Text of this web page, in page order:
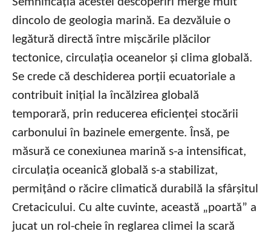
dincolo de geologia marină. Ea dezvăluie o
legătură directă între mișcările plăcilor
tectonice, circulația oceanelor și clima globală.
Se crede că deschiderea porții ecuatoriale a
contribuit inițial la încălzirea globală
temporară, prin reducerea eficienței stocării
carbonului în bazinele emergente. Însă, pe
măsură ce conexiunea marină s-a intensificat,
circulația oceanică globală s-a stabilizat,
permițând o răcire climatică durabilă la sfârșitul
Cretacicului. Cu alte cuvinte, această „poartă” a
jucat un rol-cheie în reglarea climei la scară